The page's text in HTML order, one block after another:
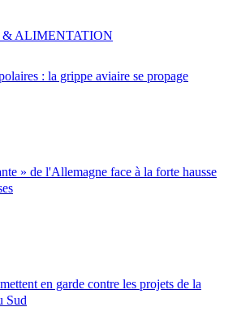
: la grippe aviaire se propage
ALIMENTATION
» de l'Allemagne face à la forte hausse
en garde contre les projets de la
Sud